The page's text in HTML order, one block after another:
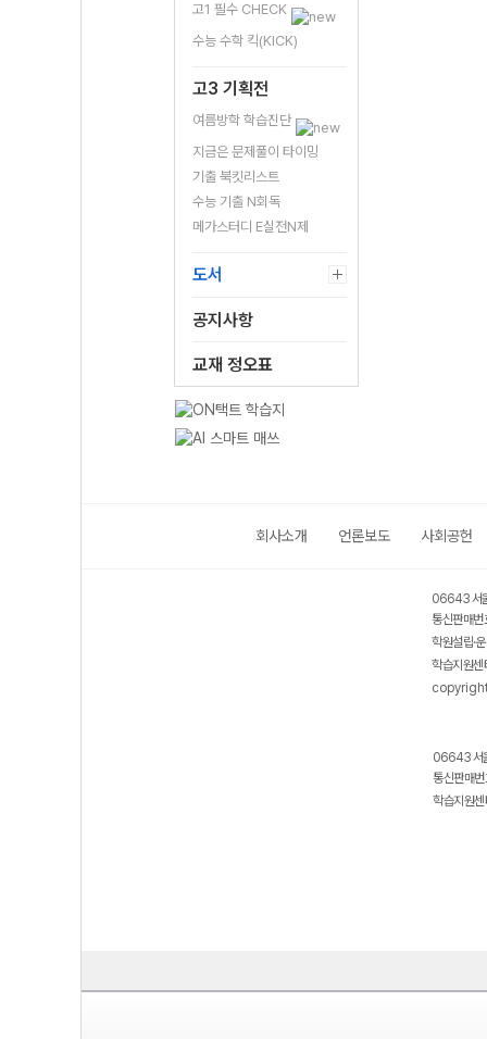
고1 필수 CHECK
수능 수학 킥(KICK)
고3 기획전
여름방학 학습진단
지금은 문제풀이 타이밍
기출 북킷리스트
수능 기출 N회독
메가스터디 E실전N제
도서
공지사항
교재 정오표
회사소개 언론보도 사회공헌
06643 서
통신판매
학원설립·
학습지원
06643 서
통신판매
학습지원